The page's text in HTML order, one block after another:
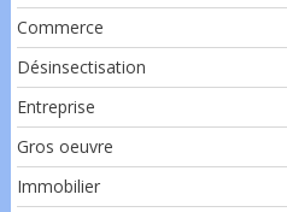
Commerce
Désinsectisation
Entreprise
Gros oeuvre
Immobilier